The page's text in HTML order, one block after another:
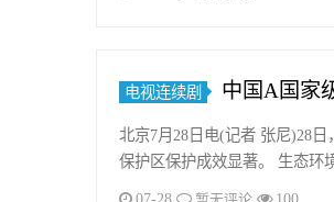
电视连续剧 中国A国家
北京7月28日电(记者 张尼)28
保护区保护成效显著。 生态环